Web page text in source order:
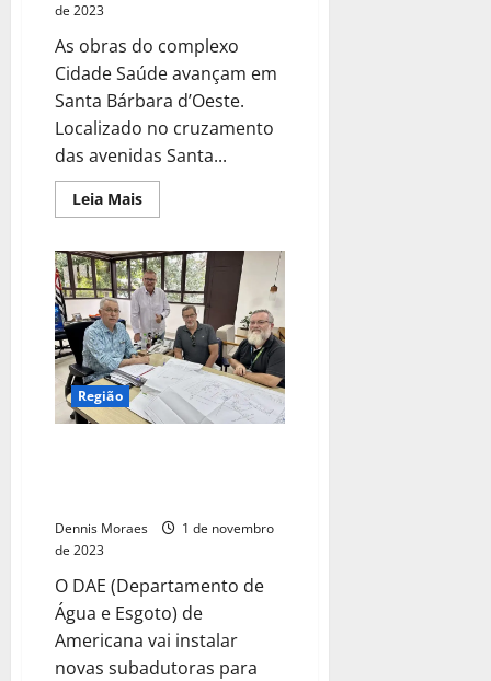
de 2023
As obras do complexo
Cidade Saúde avançam em
Santa Bárbara d’Oeste.
Localizado no cruzamento
das avenidas Santa...
Leia Mais
Região
Dennis Moraes
1 de novembro
de 2023
O DAE (Departamento de
Água e Esgoto) de
Americana vai instalar
novas subadutoras para